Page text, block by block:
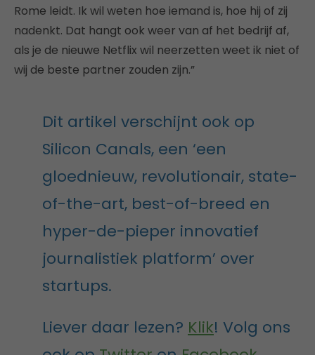
Rome leidt. Ik wil weten hoe iemand is, hoe hij of zij
nadenkt. Dat hangt ook weer van af het bedrijf af,
als je de nieuwe Netflix wil neerzetten weet ik niet of
wij de beste partner zouden zijn.”
Dit artikel verschijnt ook op
Silicon Canals, een ‘een
gloednieuw, revolutionair, state-
of-the-art, best-of-breed en
hyper-de-pieper innovatief
journalistiek platform’ over
startups.
Liever daar lezen? Klik! Volg ons